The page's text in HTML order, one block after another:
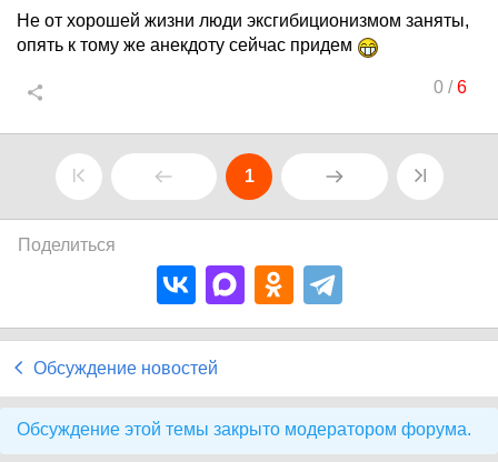
Не от хорошей жизни люди эксгибиционизмом заняты,
опять к тому же анекдоту сейчас придем
0/6
1
Поделиться
Обсуждение новостей
Обсуждение этой темы закрыто модератором форума.